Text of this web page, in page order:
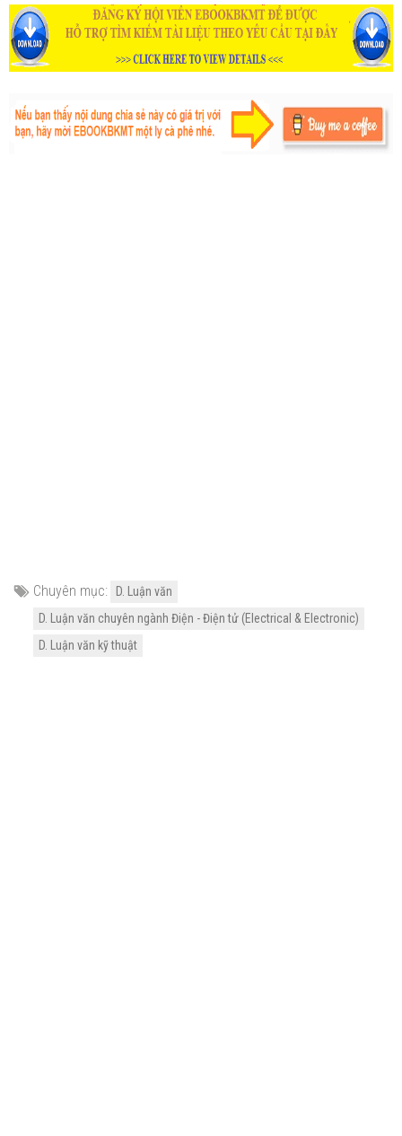
Chuyên mục:
D. Luận văn
D. Luận văn chuyên ngành Điện - Điện tử (Electrical & Electronic)
D. Luận văn kỹ thuật